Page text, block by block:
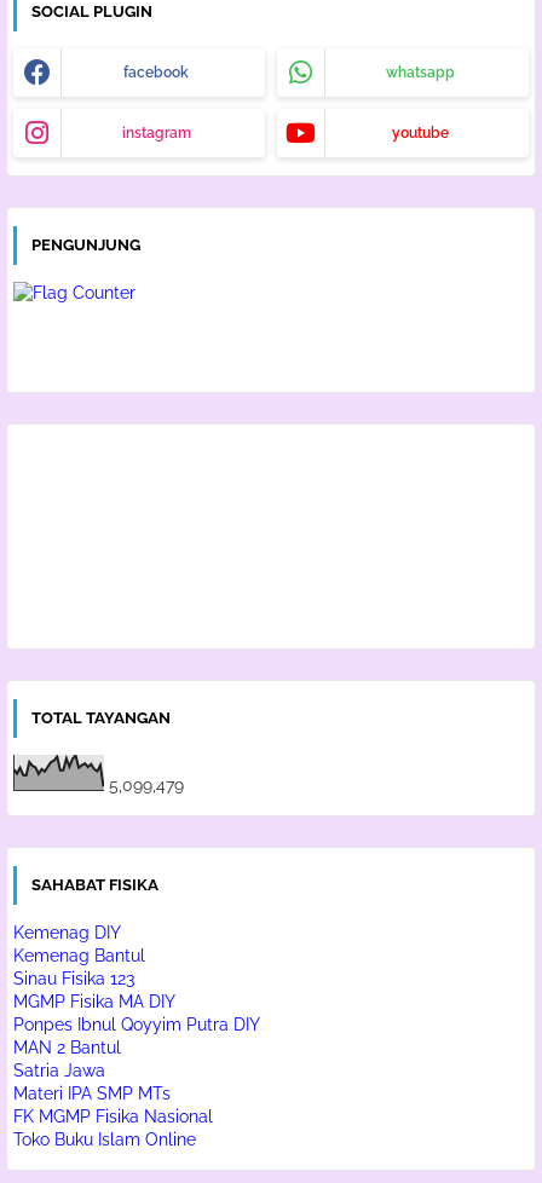
SOCIAL PLUGIN
facebook whatsapp
instagram youtube
PENGUNJUNG
TOTAL TAYANGAN
5,099,479
SAHABAT FISIKA
Kemenag DIY
Kemenag Bantul
Sinau Fisika 123
MGMP Fisika MA DIY
Ponpes Ibnul Qoyyim Putra DIY
MAN 2 Bantul
Satria Jawa
Materi IPA SMP MTs
FK MGMP Fisika Nasional
Toko Buku Islam Online